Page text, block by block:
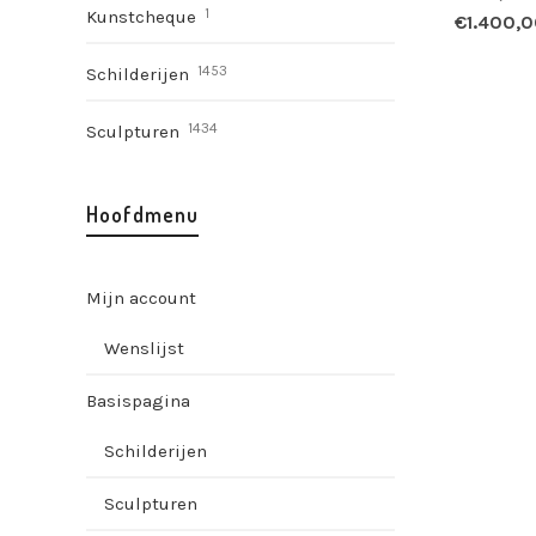
€
Kunstcheque 1
Schilderijen 1453
Sculpturen 1434
Hoofdmenu
Mijn account
Wenslijst
Basispagina
Schilderijen
Sculpturen